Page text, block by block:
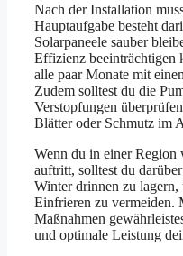
Nach der Installation
Hauptaufgabe besteht
Solarpaneele sauber
Effizienz beeinträchtigen
alle paar Monate mit
Zudem solltest du die
Verstopfungen
Blätter oder Schmutz im
Wenn du in einer Region
auftritt, solltest du
Winter drinnen zu lagern,
Einfrieren zu vermeiden.
Maßnahmen
und optimale Leistung